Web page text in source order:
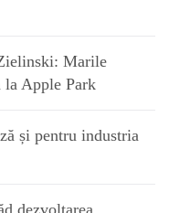
Marile
la Apple Park
și pentru industria